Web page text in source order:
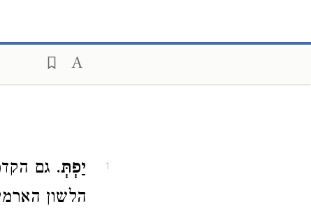
1 יַפְתְּ. גם
הלשון